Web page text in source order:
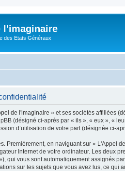
l'imaginaire
des Etats Généraux
de l'imaginaire » et ses sociétés affiliées
(désigné ci-après par « ils », « eux », «
d’utilisation de votre part (désignée ci-
Premièrement, en naviguant sur « L'Appel
Internet de votre ordinateur. Les deux
qui vous sont automatiquement assignés
sur les sujets que vous avez lus, ce qui